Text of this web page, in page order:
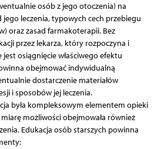
osób z jego otoczenia) na
leczenia, typowych cech przebiegu
oraz zasad farmakoterapii. Bez
przez lekarza, który rozpoczyna i
osiągnięcie właściwego efektu
obejmować indywidualną
dostarczenie materiałów
i sposobów jej leczenia.
była kompleksowym elementem opieki
możliwości obejmowała również
Edukacja osób starszych powinna